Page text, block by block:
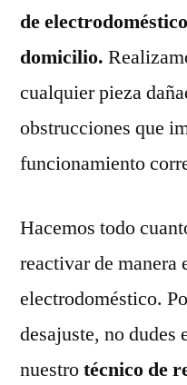
de
domicilio.
cualquier pieza
obstrucciones que
funcionamiento
Hacemos todo
reactivar de manera
electrodoméstico.
desajuste, no dudes
nuestrotécnico de